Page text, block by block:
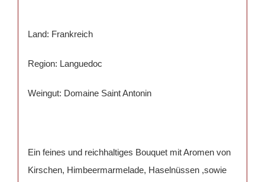
Land: Frankreich
Region: Languedoc
Weingut: Domaine Saint Antonin
Ein feines und reichhaltiges Bouquet mit Aromen von
Kirschen, Himbeermarmelade, Haselnüssen ,sowie